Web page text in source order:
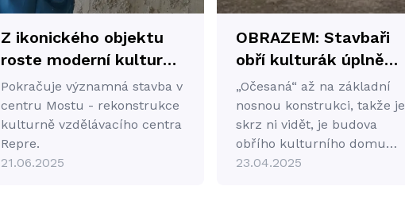
Z ikonického objektu
roste moderní kulturní
a vzdělávací centrum,
které oživí srdce města
a otevře dveře nové
éře setkávání,
vzdělávání a zábavy.
Pokračuje významná stavba v
centru Mostu - rekonstrukce
kulturně vzdělávacího centra
Repre.
21.06.2025
OBRAZEM: Stavbaři
obří kulturák úplně
„očesali“. Zaráží je
fušeřina předchůdců
„Očesaná“ až na základní
nosnou konstrukci, takže je
skrz ni vidět, je budova
obřího kulturního domu
Repre v Mostě, která
23.04.2025